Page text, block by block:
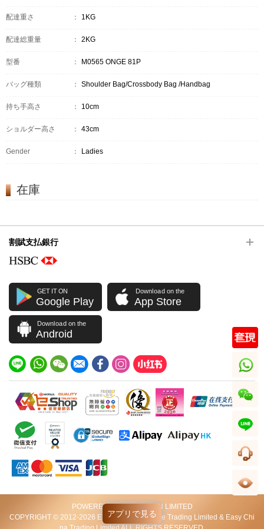
配達重さ ： 1KG
配達総重量 ： 2KG
型番 ： M0565 ONGE 81P
バッグ種類 ： Shoulder Bag/Crossbody Bag /Handbag
持ち手高さ ： 10cm
ショルダー高さ ： 43cm
Gender ： Ladies
在庫
アプリで見る
割賦支払銀行
GET IT ON
Google Play
Download on the
App Store
Download on the
Android
POWERED BY VIP STATION LIMITED
COPYRIGHT © 2012-2026 Excellent World Wide Trading Limited & Easy Chi
whatsapp